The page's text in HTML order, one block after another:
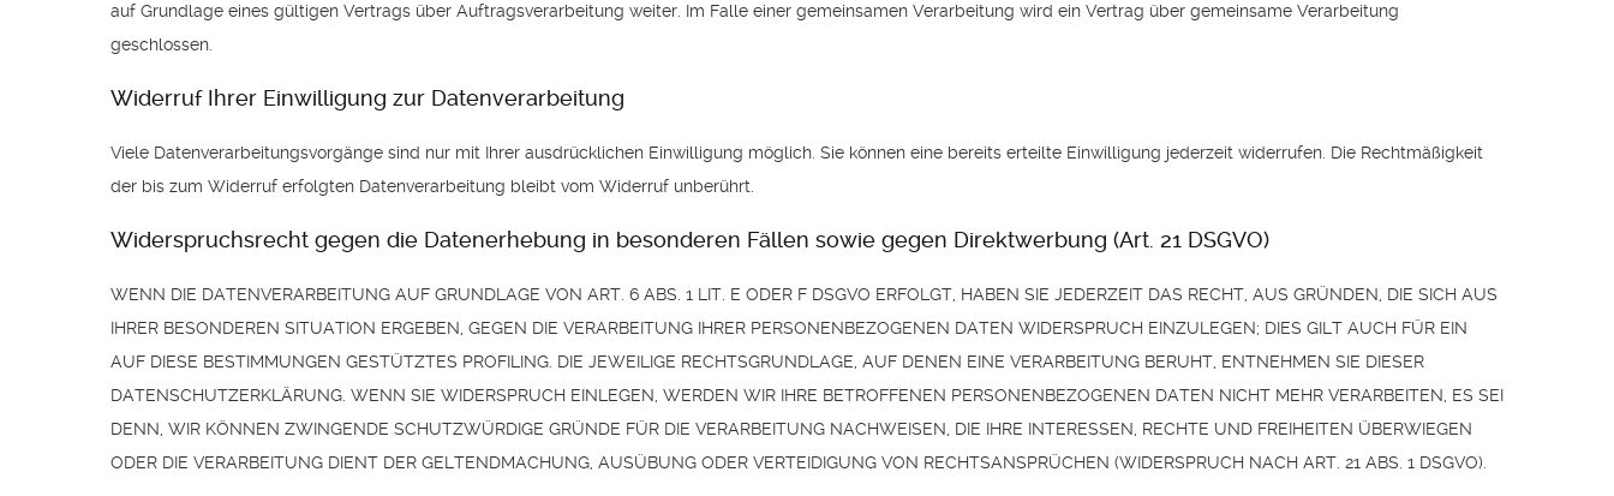
auf Grundlage eines gültigen Vertrags über Auftragsverarbeitung weiter. Im Falle einer gemeinsamen Verarbeitung wird ein Vertrag über gemeinsame Verarbeitung
geschlossen.
Widerruf Ihrer Einwilligung zur Datenverarbeitung
Viele Datenverarbeitungsvorgänge sind nur mit Ihrer ausdrücklichen Einwilligung möglich. Sie können eine bereits erteilte Einwilligung jederzeit widerrufen. Die Rechtmäßigkeit
der bis zum Widerruf erfolgten Datenverarbeitung bleibt vom Widerruf unberührt.
Widerspruchsrecht gegen die Datenerhebung in besonderen Fällen sowie gegen Direktwerbung (Art. 21 DSGVO)
WENN DIE DATENVERARBEITUNG AUF GRUNDLAGE VON ART. 6 ABS. 1 LIT. E ODER F DSGVO ERFOLGT, HABEN SIE JEDERZEIT DAS RECHT, AUS GRÜNDEN, DIE SICH AUS
IHRER BESONDEREN SITUATION ERGEBEN, GEGEN DIE VERARBEITUNG IHRER PERSONENBEZOGENEN DATEN WIDERSPRUCH EINZULEGEN; DIES GILT AUCH FÜR EIN
AUF DIESE BESTIMMUNGEN GESTÜTZTES PROFILING. DIE JEWEILIGE RECHTSGRUNDLAGE, AUF DENEN EINE VERARBEITUNG BERUHT, ENTNEHMEN SIE DIESER
DATENSCHUTZERKLÄRUNG. WENN SIE WIDERSPRUCH EINLEGEN, WERDEN WIR IHRE BETROFFENEN PERSONENBEZOGENEN DATEN NICHT MEHR VERARBEITEN, ES SEI
DENN, WIR KÖNNEN ZWINGENDE SCHUTZWÜRDIGE GRÜNDE FÜR DIE VERARBEITUNG NACHWEISEN, DIE IHRE INTERESSEN, RECHTE UND FREIHEITEN ÜBERWIEGEN
ODER DIE VERARBEITUNG DIENT DER GELTENDMACHUNG, AUSÜBUNG ODER VERTEIDIGUNG VON RECHTSANSPRÜCHEN (WIDERSPRUCH NACH ART. 21 ABS. 1 DSGVO).